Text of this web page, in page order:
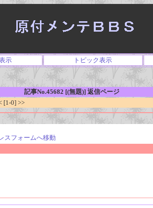
示 トピック表示
記事No.45682 [(無題)] 返信ページ
[1-0] >>
スフォームへ移動